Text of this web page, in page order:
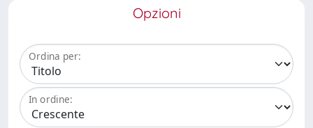
Opzioni
Ordina per:
In ordine: